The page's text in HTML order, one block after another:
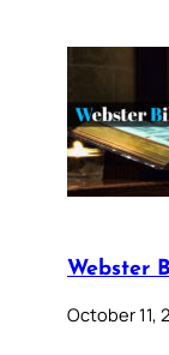
Webster
October 11,